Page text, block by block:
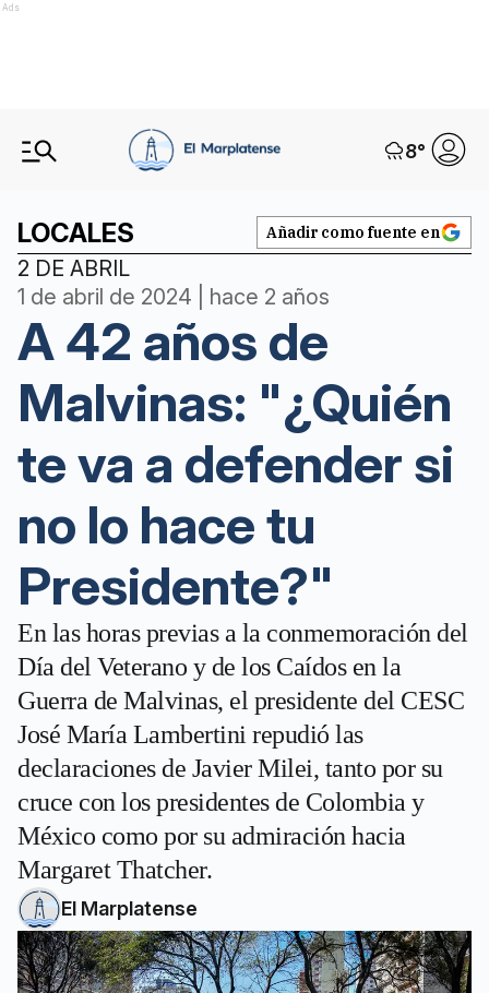
Ads
8°
LOCALES Añadir como fuente en
2 DE ABRIL
1 de abril de 2024 | hace 2 años
A 42 años de
Malvinas: "¿Quién
te va a defender si
no lo hace tu
Presidente?"
En las horas previas a la conmemoración del
Día del Veterano y de los Caídos en la
Guerra de Malvinas, el presidente del CESC
José María Lambertini repudió las
declaraciones de Javier Milei, tanto por su
cruce con los presidentes de Colombia y
México como por su admiración hacia
Margaret Thatcher.
El Marplatense